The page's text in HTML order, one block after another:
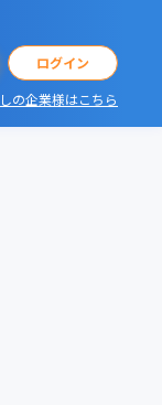
ログイン
の企業様はこちら